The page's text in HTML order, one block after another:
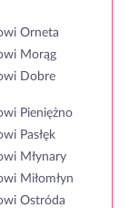
Orneta
Morąg
Dobre
Pieniężno
Pasłęk
Młynary
Miłomłyn
Ostróda